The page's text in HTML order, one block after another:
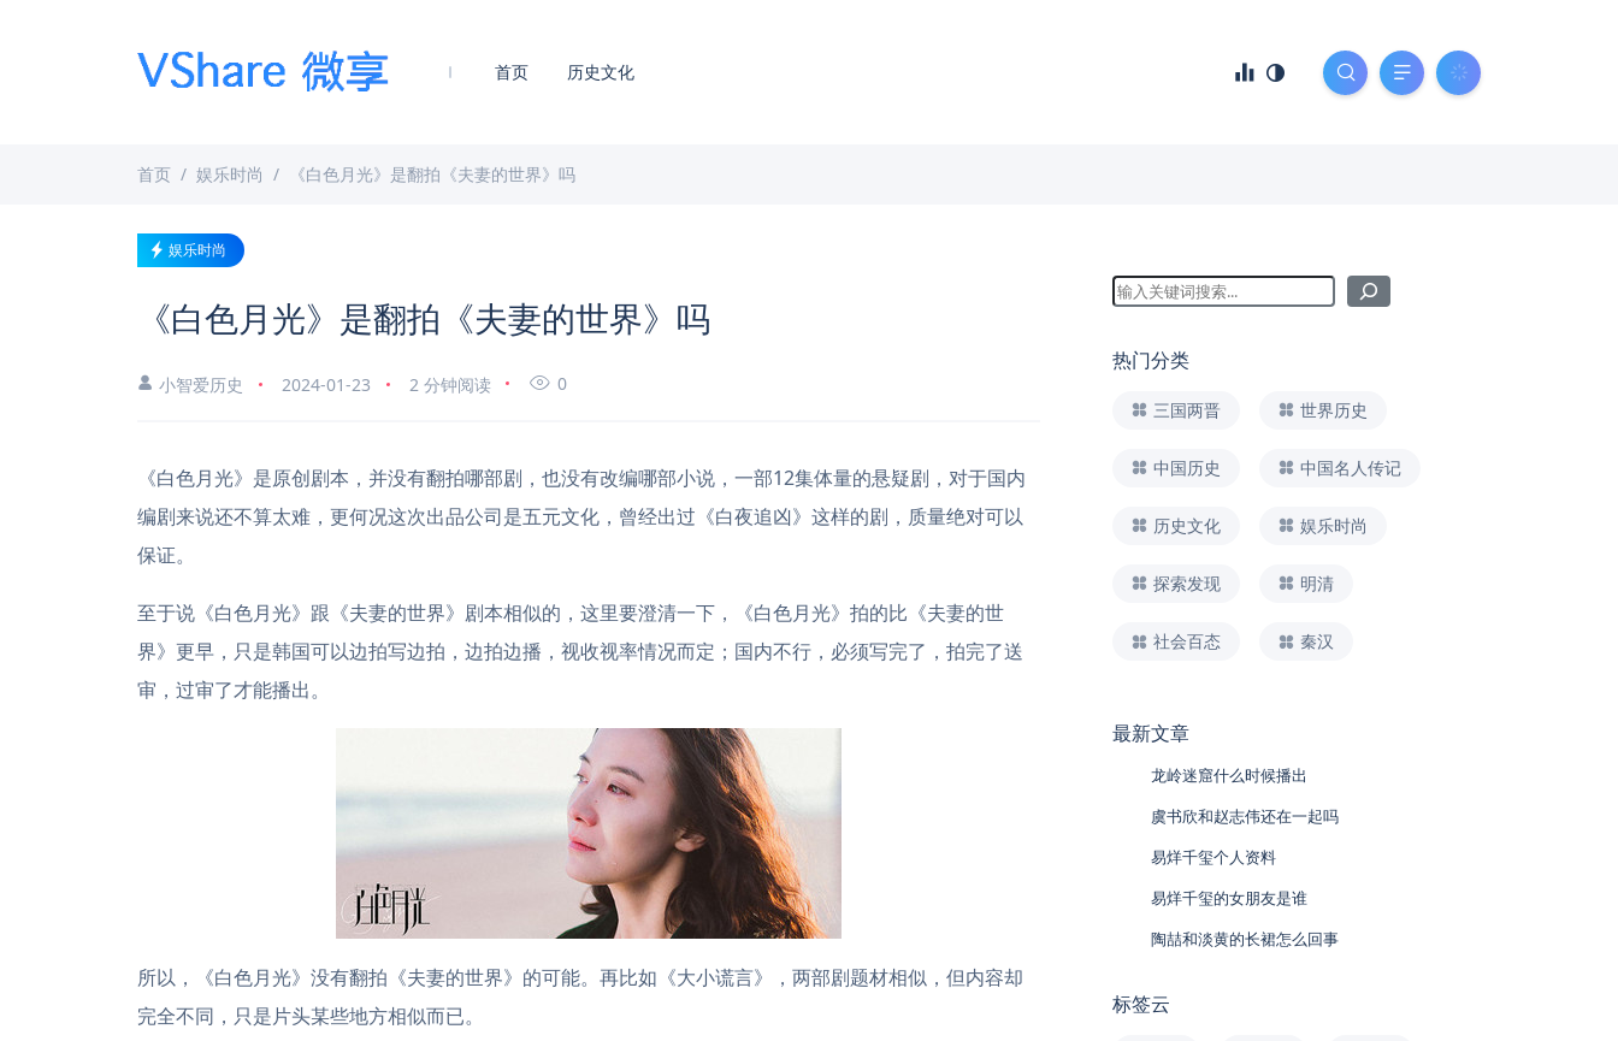
首页 历史文化
首页 娱乐时尚 《白色月光》是翻拍《夫妻的世界》吗
娱乐时尚
《白色月光》是翻拍《夫妻的世界》吗
小智爱历史 2024-01-23 2 分钟阅读 0
《白色月光》是原创剧本，并没有翻拍哪部剧，也没有改编哪部小说，一部12集体量的悬疑剧，对于国内
编剧来说还不算太难，更何况这次出品公司是五元文化，曾经出过《白夜追凶》这样的剧，质量绝对可以
保证。
至于说《白色月光》跟《夫妻的世界》剧本相似的，这里要澄清一下，《白色月光》拍的比《夫妻的世
界》更早，只是韩国可以边拍写边拍，边拍边播，视收视率情况而定；国内不行，必须写完了，拍完了送
审，过审了才能播出。
所以，《白色月光》没有翻拍《夫妻的世界》的可能。再比如《大小谎言》，两部剧题材相似，但内容却
完全不同，只是片头某些地方相似而已。
热门分类
三国两晋 世界历史
中国历史 中国名人传记
历史文化 娱乐时尚
探索发现 明清
社会百态 秦汉
最新文章
龙岭迷窟什么时候播出
虞书欣和赵志伟还在一起吗
易烊千玺个人资料
易烊千玺的女朋友是谁
陶喆和淡黄的长裙怎么回事
标签云